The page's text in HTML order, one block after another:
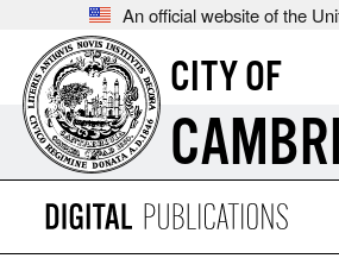
An official website of the
CITY OF